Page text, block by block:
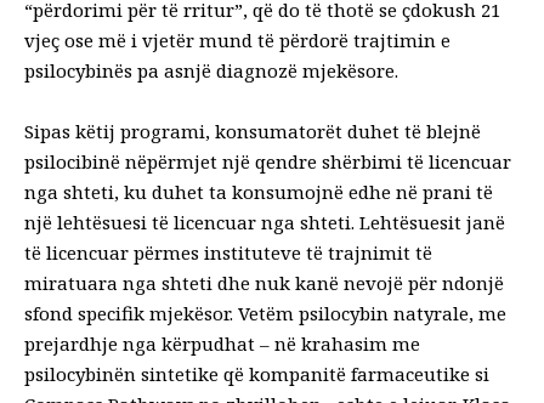
“përdorimi për të rritur”, që do të thotë se çdokush 21
vjeç ose më i vjetër mund të përdorë trajtimin e
psilocybinës pa asnjë diagnozë mjekësore.
Sipas këtij programi, konsumatorët duhet të blejnë
psilocibinë nëpërmjet një qendre shërbimi të licencuar
nga shteti, ku duhet ta konsumojnë edhe në prani të
një lehtësuesi të licencuar nga shteti. Lehtësuesit janë
të licencuar përmes instituteve të trajnimit të
miratuara nga shteti dhe nuk kanë nevojë për ndonjë
sfond specifik mjekësor. Vetëm psilocybin natyrale, me
prejardhje nga kërpudhat – në krahasim me
psilocybinën sintetike që kompanitë farmaceutike si